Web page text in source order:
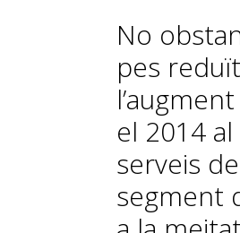
No
pes
el 2014
serveis
segment